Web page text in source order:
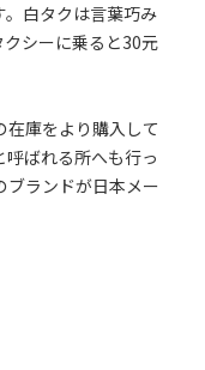
白タクは言葉巧み
シーに乗ると30元
庫をより購入して
ばれる所へも行っ
ブランドが日本メー